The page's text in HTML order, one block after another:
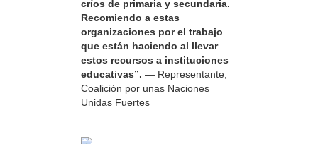
críos de primaria y secundaria.
Recomiendo a estas
organizaciones por el trabajo
que están haciendo al llevar
estos recursos a instituciones
educativas”. — Representante,
Coalición por unas Naciones
Unidas Fuertes